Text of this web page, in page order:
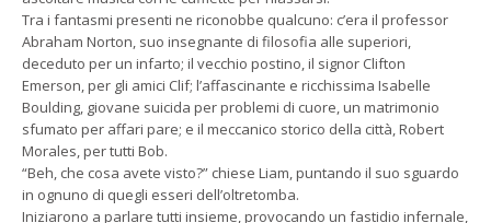
Tra i fantasmi presenti ne riconobbe qualcuno: c’era il professor
Abraham Norton, suo insegnante di filosofia alle superiori,
deceduto per un infarto; il vecchio postino, il signor Clifton
Emerson, per gli amici Clif; l’affascinante e ricchissima Isabelle
Boulding, giovane suicida per problemi di cuore, un matrimonio
sfumato per affari pare; e il meccanico storico della città, Robert
Morales, per tutti Bob.
“Beh, che cosa avete visto?” chiese Liam, puntando il suo sguardo
in ognuno di quegli esseri dell’oltretomba.
Iniziarono a parlare tutti insieme, provocando un fastidio infernale,